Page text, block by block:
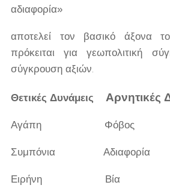
αδιαφορία»
αποτελεί τον βασικό άξονα
πρόκειται για γεωπολιτική
σύγκρουση αξιών.
Θετικές Δυνάμεις Αρνητικές
Αγάπη Φόβος
Συμπόνια Αδιαφορία
Ειρήνη Βία